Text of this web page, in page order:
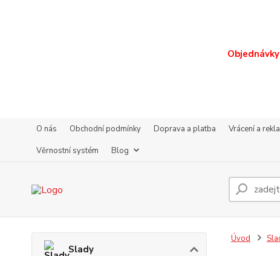
O nás Obchodní podmínky Doprava a platba Vrácení a
Věrnostní systém
Blog
Slady
Úvod